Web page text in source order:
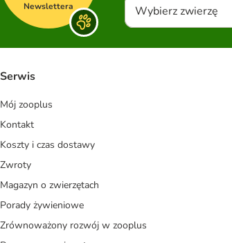
Newslettera
Wybierz zwierzę
Serwis
Mój zooplus
Kontakt
Koszty i czas dostawy
Zwroty
Magazyn o zwierzętach
Porady żywieniowe
Zrównoważony rozwój w zooplus